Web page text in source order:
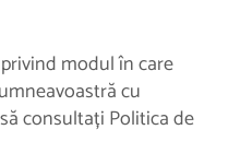
modul în care
cu
consultați Politica de